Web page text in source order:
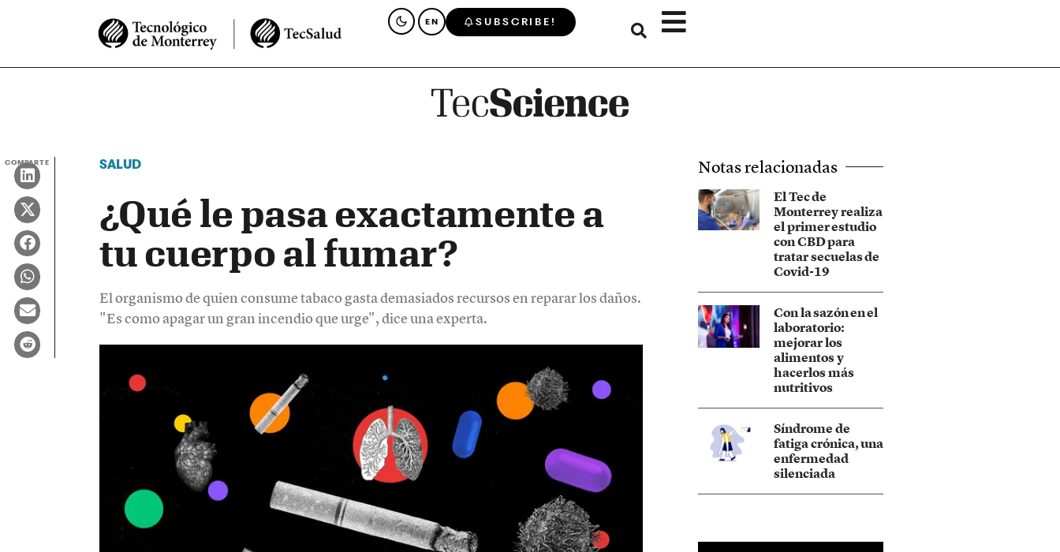
EN SUBSCRIBE!
COMPARTE SALUD
¿Qué le pasa exactamente a
tu cuerpo al fumar?
El organismo de quien consume tabaco gasta demasiados recursos en reparar los daños.
"Es como apagar un gran incendio que urge", dice una experta.
Notas relacionadas
El Tec de
Monterrey realiza
el primer estudio
con CBD para
tratar secuelas de
Covid-19
Con la sazón en el
laboratorio:
mejorar los
alimentos y
hacerlos más
nutritivos
Síndrome de
fatiga crónica, una
enfermedad
silenciada